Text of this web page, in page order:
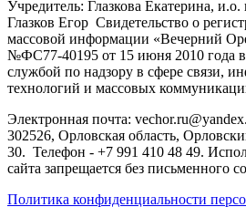
Учредитель: Глазкова Екатерина, и.о.
Глазков Егор Свидетельство о
массовой информации «Вечерний
№ФС77-40195 от 15 июня 2010 года
службой по надзору в сфере связи,
технологий и массовых
Электронная почта:
302526, Орловская область,
30. Телефон - +7 991 410 48 49.
сайта запрещается без письменного
Политика конфиденциальности